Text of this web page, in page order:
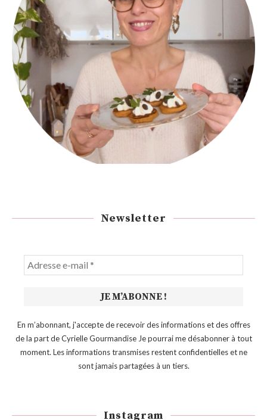
Newsletter
En m’abonnant, j'accepte de recevoir des informations et des offres
de la part de Cyrielle Gourmandise Je pourrai me désabonner à tout
moment. Les informations transmises restent confidentielles et ne
sont jamais partagées à un tiers.
Instagram